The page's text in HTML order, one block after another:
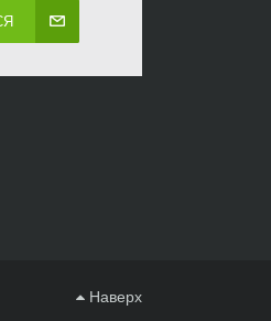
Наверх